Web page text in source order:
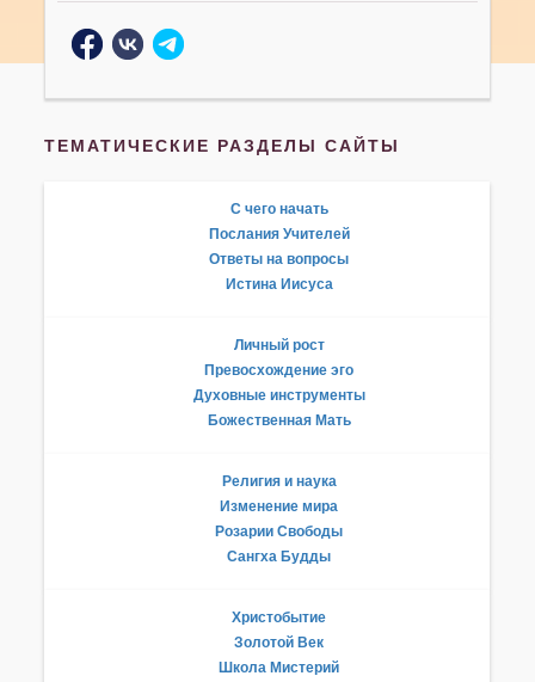
ТЕМАТИЧЕСКИЕ РАЗДЕЛЫ САЙТЫ
С чего начать
Послания Учителей
Ответы на вопросы
Истина Иисуса
Личный рост
Превосхождение эго
Духовные инструменты
Божественная Мать
Религия и наука
Изменение мира
Розарии Свободы
Сангха Будды
Христобытие
Золотой Век
Школа Мистерий